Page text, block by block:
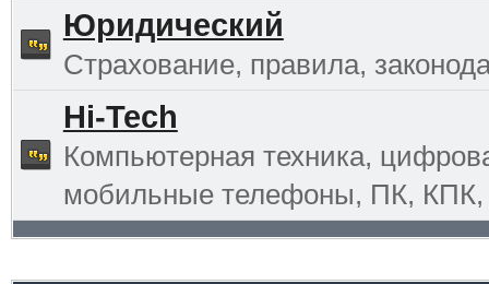
Юридический
Страхование, правила,
Hi-Tech
Компьютерная техника,
мобильные телефоны, ПК, КПК,